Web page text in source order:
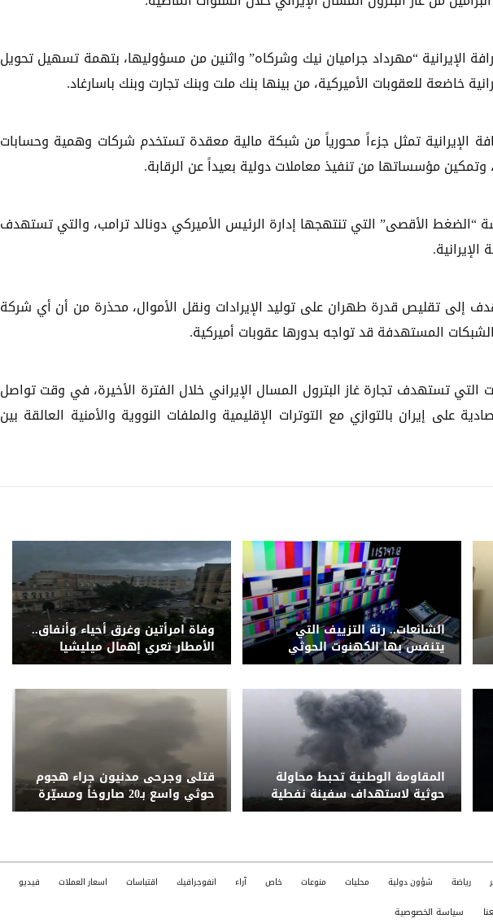
الإيرانية “مهرداد جراميان نيك وشركاه” واثنين من مسؤوليها، بتهمة تسهيل تحويل
خاضعة للعقوبات الأميركية، من بينها بنك ملت وبنك تجارت وبنك باسارغاد.
الإيرانية تمثل جزءاً محورياً من شبكة مالية معقدة تستخدم شركات وهمية وحسابات
وتمكين مؤسساتها من تنفيذ معاملات دولية بعيداً عن الرقابة.
“الضغط الأقصى” التي تنتهجها إدارة الرئيس الأميركي دونالد ترامب، والتي تستهدف
إلى تقليص قدرة طهران على توليد الإيرادات ونقل الأموال، محذرة من أن أي شركة
المستهدفة قد تواجه بدورها عقوبات أميركية.
تستهدف تجارة غاز البترول المسال الإيراني خلال الفترة الأخيرة، في وقت تواصل
على إيران بالتوازي مع التوترات الإقليمية والملفات النووية والأمنية العالقة بين
الشائعات.. رئة التزييف التي
يتنفس بها الكهنوت الحوثي
وفاة امرأتين وغرق أحياء وأنفاق..
الأمطار تعري إهمال ميليشيا
الحوثي لشبكة التصريف بصنعاء
المقاومة الوطنية تحبط محاولة
حوثية لاستهداف سفينة نفطية
بزورق مفخخ قبالة المخا
قتلى وجرحى مدنيون جراء هجوم
حوثي واسع بـ20 صاروخاً ومسيّرة
على مأرب وشبوة
رياضة شؤون دولية محليات منوعات خاص آراء انفوجرافيك اقتباسات اسعار العملات فيديو
سياسة الخصوصية